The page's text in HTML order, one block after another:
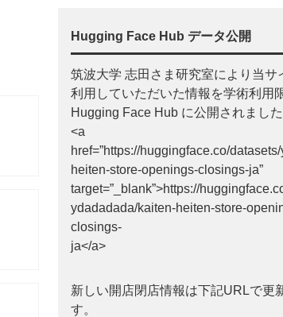
Hugging Face Hub データ公開
筑波大学 志田さま研究室により当サ
利用していただいた情報を学術利用
Hugging Face Hub に公開されました
<a
href=”https://huggingface.co/
heiten-store-openings-closings-ja”
target=”_blank”>https://
ydadadada/kaiten-heiten-store-
closings-
ja</a>
新しい開店閉店情報は下記URLで更
す。